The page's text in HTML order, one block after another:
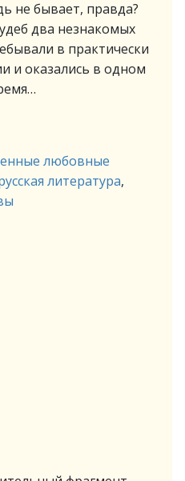
не бывает, правда?
два незнакомых
в практически
и оказались в одном
любовные
литература,